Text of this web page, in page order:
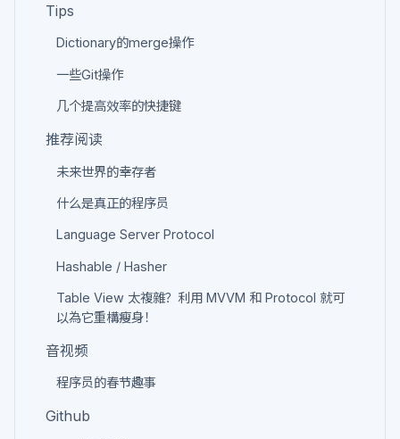
Tips
Dictionary的merge操作
一些Git操作
几个提高效率的快捷键
推荐阅读
未来世界的幸存者
什么是真正的程序员
Language Server Protocol
Hashable / Hasher
Table View 太複雜？利用 MVVM 和 Protocol 就可
以為它重構瘦身！
音视频
程序员的春节趣事
Github